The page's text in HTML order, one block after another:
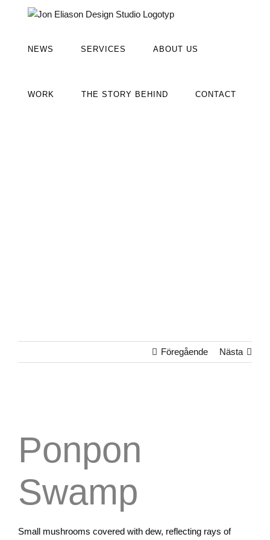
Fortsätt
NEWS SERVICES ABOUT US
WORK THE STORY BEHIND CONTACT
Föregående Nästa
Ponpon
Swamp
Small mushrooms covered with dew, reflecting rays of